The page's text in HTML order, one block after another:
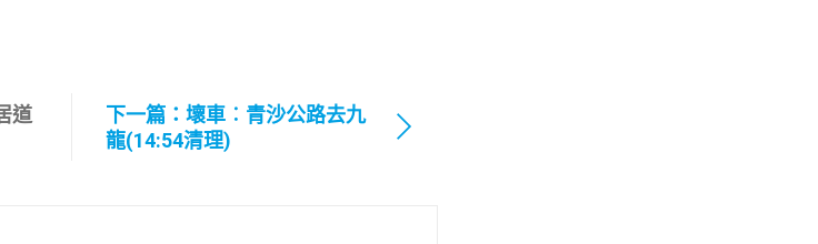
道
下一篇：壞車︰青沙公路去九
龍(14:54清理)